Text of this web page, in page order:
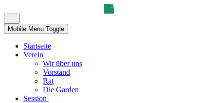
Mobile Menu Toggle
Startseite
Verein
Wir über uns
Vorstand
Rat
Die Garden
Session